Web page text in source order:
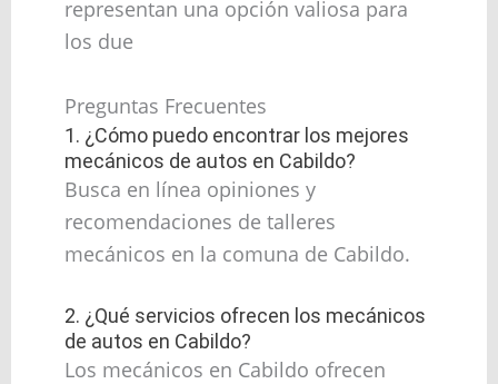
representan una opción valiosa para
los due
Preguntas Frecuentes
1. ¿Cómo puedo encontrar los mejores
mecánicos de autos en Cabildo?
Busca en línea opiniones y
recomendaciones de talleres
mecánicos en la comuna de Cabildo.
2. ¿Qué servicios ofrecen los mecánicos
de autos en Cabildo?
Los mecánicos en Cabildo ofrecen